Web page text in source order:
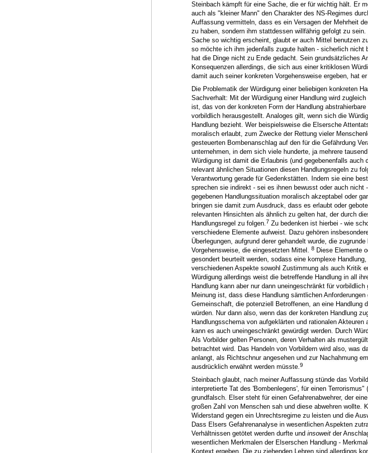
Steinbach kämpft für eine Sache, die er für wichtig hält. Er
auch als "kleiner Mann" den Charakter des NS-Regimes
Auffassung vermitteln, dass es ein Versagen der Mehrheit
zu haben, sondern ihm stattdessen willfährig gefolgt zu
Sache so wichtig erscheint, glaubt er auch Mittel benutzen
so möchte ich ihm jedenfalls zugute halten - sicherlich nicht
hat die Dinge nicht zu Ende gedacht. Sein grundsätzliches
Konsequenzen allerdings, die sich aus einer kritiklosen
damit auch seiner konkreten Vorgehensweise ergeben, hat
Die Problematik der Würdigung einer beliebigen konkreten
Sachverhalt: Mit der Würdigung einer Handlung wird
ist, das von der konkreten Form der Handlung
vorbildlich herausgestellt. Analoges gilt, wenn sich die
Handlung bezieht. Wer beispielsweise die Elsersche
moralisch erlaubt, zum Zwecke der Rettung vieler
gesteuerten Bombenanschlag auf den für die Gefährdung
unternehmen, in dem sich viele hunderte, ja mehrere
Würdigung ist damit die Erlaubnis (und gegebenenfalls auch
relevant ähnlichen Situationen diesen Handlungsregeln zu
Verantwortung gerade für Gedenkstätten. Indem sie eine
sprechen sie indirekt - sei es ihnen bewusst oder auch nicht
gegebenen Handlungssituation moralisch akzeptabel oder
bringen sie damit zum Ausdruck, dass es erlaubt oder
relevanten Hinsichten als ähnlich zu gelten hat, der durch
Handlungsregel zu folgen.7 Zu bedenken ist hierbei - wie
verschiedene Elemente aufweist. Dazu gehören
Überlegungen, aufgrund derer gehandelt wurde, die
Vorgehensweise, die eingesetzten Mittel. 8Diese Elemente
gesondert beurteilt werden, sodass eine komplexe
verschiedenen Aspekte sowohl Zustimmung als auch Kritik
Würdigung allerdings weist die betreffende Handlung in all
Handlung kann aber nur dann uneingeschränkt für
Meinung ist, dass diese Handlung sämtlichen
Gemeinschaft, die potenziell Betroffenen, an eine Handlung
würden. Nur dann also, wenn das der konkreten Handlung
Handlungsschema von aufgeklärten und rationalen
kann es auch uneingeschränkt gewürdigt werden. Durch
Als Vorbilder gelten Personen, deren Verhalten als
betrachtet wird. Das Handeln von Vorbildern wird also, was
anlangt, als Richtschnur angesehen und zur Nachahmung
ausdrücklich erwähnt werden müsste.9
Steinbach glaubt, nach meiner Auffassung stünde das
interpretierte Tat des 'Bombenlegens', für einen
grundfalsch. Elser steht für einen Gefahrenabwehrer, der
großen Zahl von Menschen sah und diese abwehren wollte.
Widerstand gegen ein Unrechtsregime zu leisten und die
Dass Elsers Gefahrenanalyse in wesentlichen Aspekten
Verhältnissen getötet werden durfte und insoweitder
wesentlichen Merkmalen der Elserschen Handlung -
Kontext ergeben. Die zu ziehenden Lehren sind allerdings